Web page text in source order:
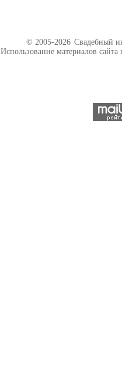
© 2005-2026 Свадебный
Использование материалов